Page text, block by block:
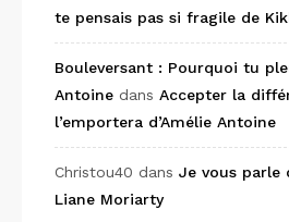
te pensais pas si fragile de
Bouleversant : Pourquoi tu
Antoine dans Accepter la
l’emportera d’Amélie Antoine
Christou40 dans Je vous parle
Liane Moriarty